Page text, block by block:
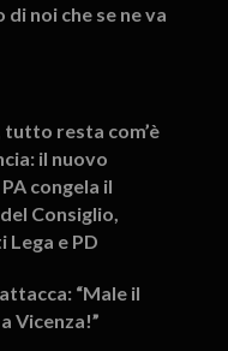
di noi che se ne va
tutto resta com’è
il nuovo
congela il
Consiglio,
Lega e PD
“Male il
Vicenza!”